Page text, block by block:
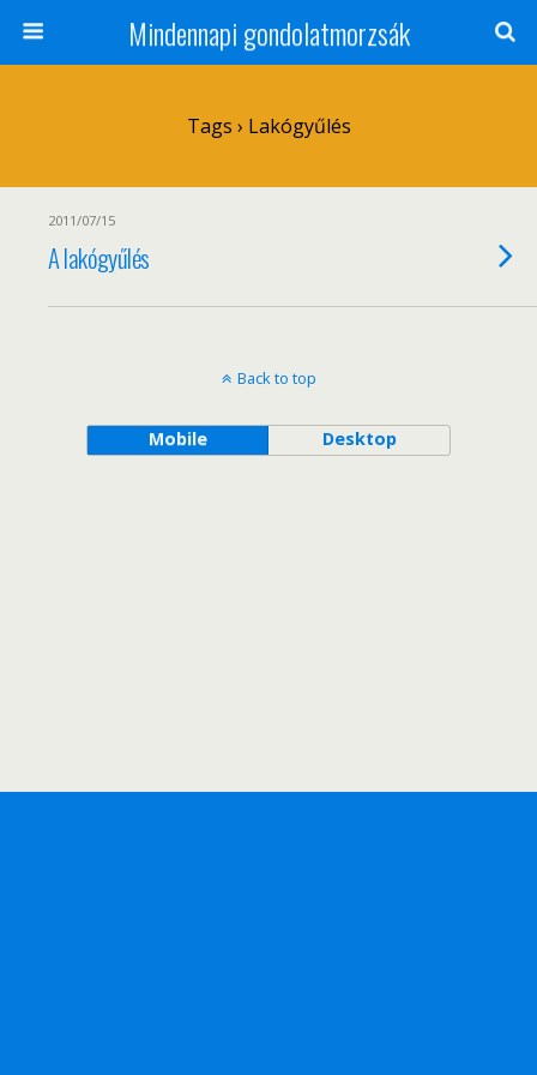
Mindennapi gondolatmorzsák
Tags › Lakógyűlés
2011/07/15
A lakógyűlés
Back to top
Mobile Desktop